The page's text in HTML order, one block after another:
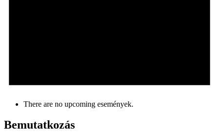
There are no upcoming események.
Bemutatkozás